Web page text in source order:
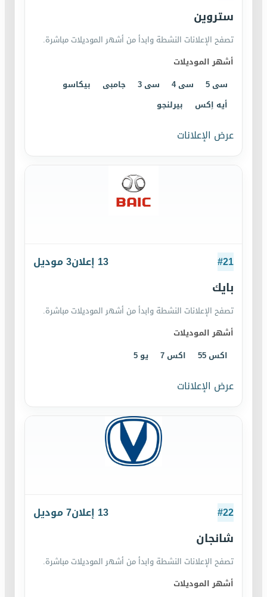
ستروين
تصفح الإعلانات النشطة وابدأ من أشهر الموديلات مباشرة.
أشهر الموديلات
سى 5
سى 4 سى 3 جامبى
بيكاسو
أيه اِكس
بيرلنجو
عرض الإعلانات
#21
13 إعلان3موديل
بايك
تصفح الإعلانات النشطة وابدأ من أشهر الموديلات مباشرة.
أشهر الموديلات
اكس 55
اكس 7 يو 5
عرض الإعلانات
#22
13 إعلان7موديل
شانجان
تصفح الإعلانات النشطة وابدأ من أشهر الموديلات مباشرة.
أشهر الموديلات